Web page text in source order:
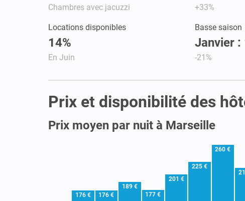
Chambres avec jacuzzi +33%
Locations disponibles
14%
En Juin
Basse saison
Janvier :
-21%
Prix et disponibilité des
Prix moyen par nuit à Marseille
176 € 176 €
189 €
177 €
201 €
225 €
260 €